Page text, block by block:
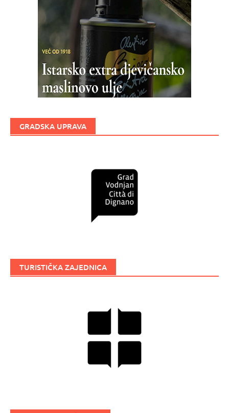
GRADSKA UPRAVA
TURISTIČKA ZAJEDNICA